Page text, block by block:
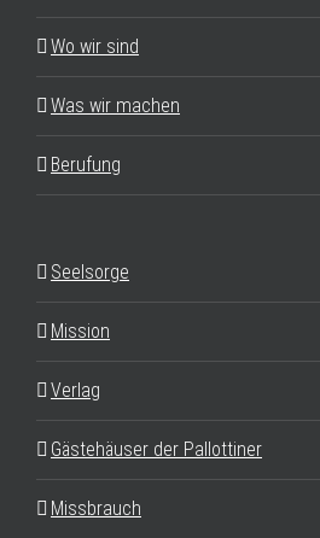
Wo wir sind
Was wir machen
Berufung
Seelsorge
Mission
Verlag
Gästehäuser der Pallottiner
Missbrauch